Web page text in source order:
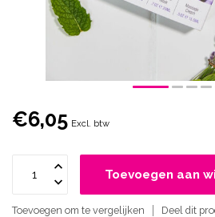
€6,05 Excl. btw
Toevoegen aan
Toevoegen om te vergelijken Deel dit